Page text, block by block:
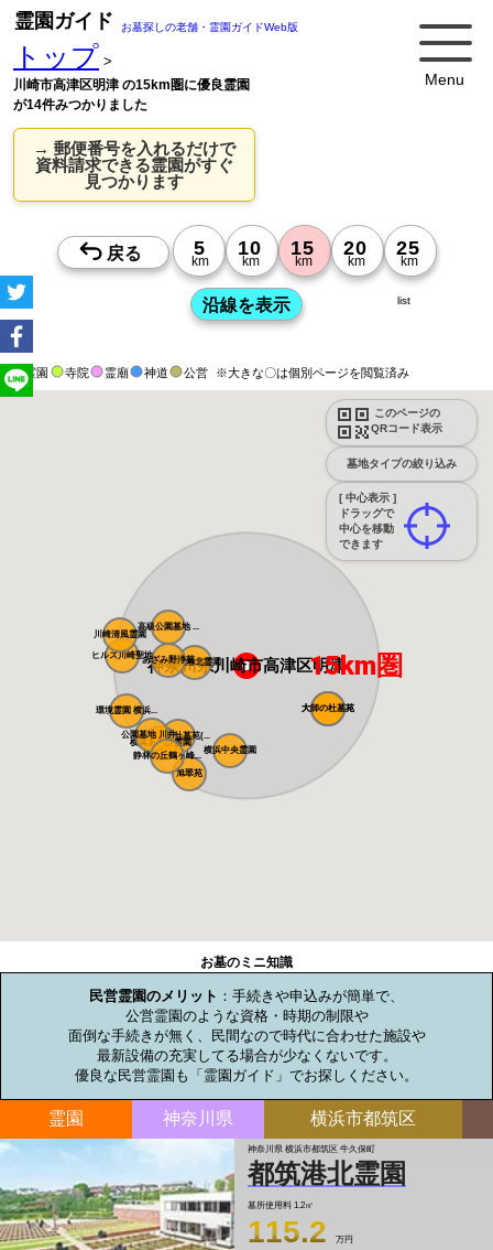
Menu
霊園ガイド お墓探しの老舗・霊園ガイドWeb版
トップ >
川崎市高津区明津 の15km圏に優良霊園
が14件みつかりました
→ 郵便番号を入れるだけで
資料請求できる霊園がすぐ
見つかります
霊園 寺院 霊廟 神道 公営 ※大きな〇は個別ページを閲覧済み
このページの
QRコード表示
墓地タイプの絞り込み
[ 中心表示 ]
ドラッグで
中心を移動
できます
list
横浜中央霊園
環境霊園 横浜...
都筑港北霊園
朝陽の杜墓苑(...
旭翠苑
横浜あさひ霊園
あざみ野浄苑
ヒルズ川崎聖地
川崎清風霊園
高級公園墓地 ...
公園墓地 川井...
大師の杜墓苑
静林の丘鶴ヶ峰...
大師の杜墓苑
神奈川県川崎市高津区明津15km圏
お墓のミニ知識
民営霊園のメリット ：手続きや申込みが簡単で、
公営霊園のような資格・時期の制限や
面倒な手続きが無く、民間なので時代に合わせた施設や
最新設備の充実してる場合が少なくないです。
優良な民営霊園も「霊園ガイド」でお探しください。
霊園 神奈川県 横浜市都筑区
神奈川県 横浜市都筑区 牛久保町
都筑港北霊園
墓所使用料 1.2㎡
115.2 万円